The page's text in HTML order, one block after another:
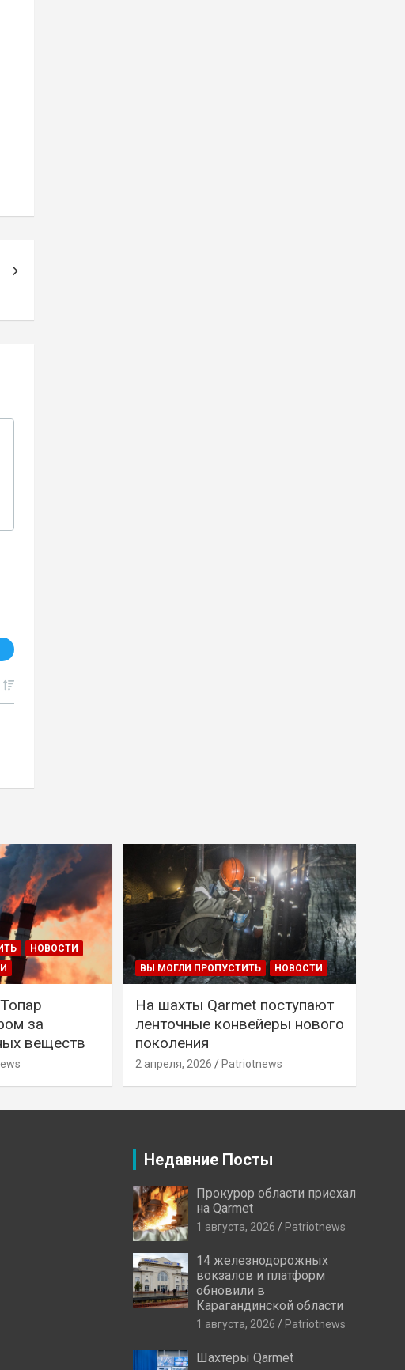
НОВОСТИ
за
веществ
ВЫ МОГЛИ ПРОПУСТИТЬ НОВОСТИ
На шахты Qarmet поступают
ленточные конвейеры нового
поколения
2 апреля, 2026 Patriotnews
Недавние Посты
Прокурор области приехал
на Qarmet
1 августа, 2026 Patriotnews
14 железнодорожных
вокзалов и платформ
обновили в
Карагандинской области
1 августа, 2026 Patriotnews
Шахтеры Qarmet